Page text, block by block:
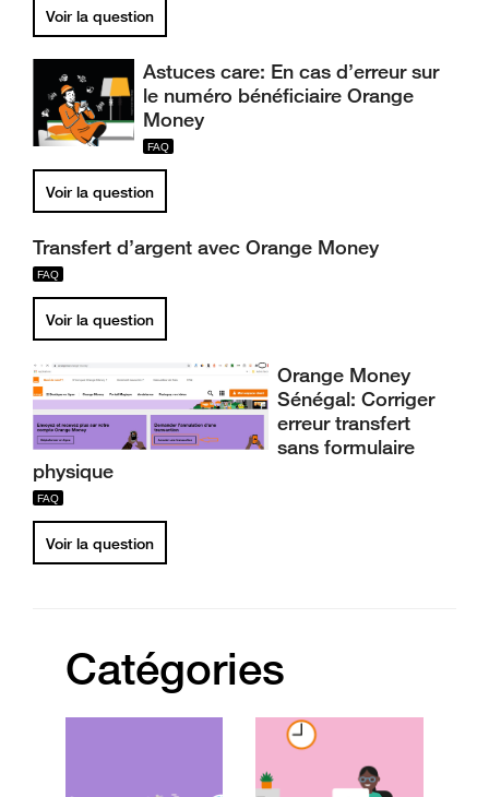
Voir la question
Astuces care: En cas d’erreur sur
le numéro bénéficiaire Orange
Money
Voir la question
Transfert d’argent avec Orange Money
Voir la question
Orange Money
Sénégal: Corriger
erreur transfert
sans formulaire
physique
Voir la question
Catégories